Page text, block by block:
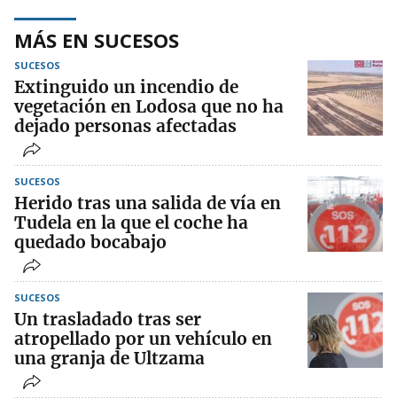
MÁS EN SUCESOS
SUCESOS
Extinguido un incendio de
vegetación en Lodosa que no ha
dejado personas afectadas
SUCESOS
Herido tras una salida de vía en
Tudela en la que el coche ha
quedado bocabajo
SUCESOS
Un trasladado tras ser
atropellado por un vehículo en
una granja de Ultzama